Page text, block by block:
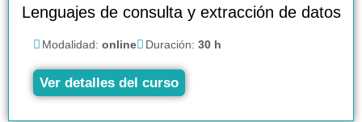
Lenguajes de consulta y extracción de datos
Modalidad: online Duración: 30 h
Ver detalles del curso